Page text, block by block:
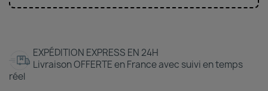
EXPÉDITION EXPRESS EN 24H
Livraison OFFERTE en France avec suivi en temps
réel